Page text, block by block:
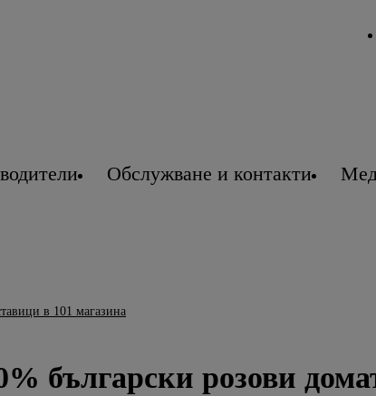
Обслужване и контакти
в 101 магазина
български розови